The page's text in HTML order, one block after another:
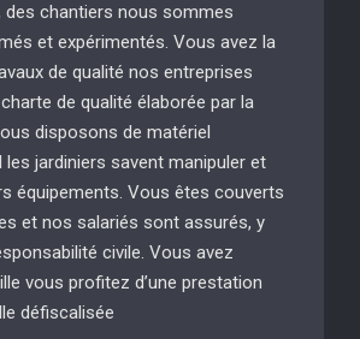
des chantiers nous sommes
et expérimentés. Vous avez la
de qualité nos entreprises
de qualité élaborée par la
disposons de matériel
jardiniers savent manipuler et
équipements. Vous êtes couverts
et nos salariés sont assurés, y
civile. Vous avez
vous profitez d’une prestation
défiscalisée